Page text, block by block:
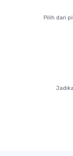
Pilih dari